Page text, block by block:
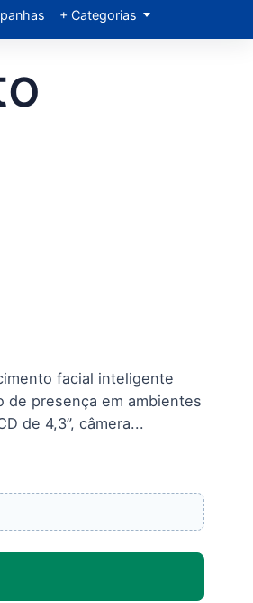
+ Categorias
facial inteligente
presença em ambientes
de 4,3”, câmera...